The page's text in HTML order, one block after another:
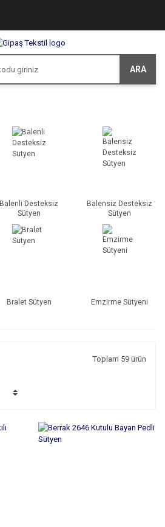
ARA
Balenli Desteksiz
Sütyen
Balensiz Desteksiz
Sütyen
Bralet Sütyen Emzirme Sütyeni
Toplam 59 ürün